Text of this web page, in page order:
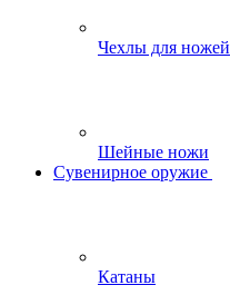
Чехлы для ножей
Шейные ножи
Сувенирное оружие
Катаны